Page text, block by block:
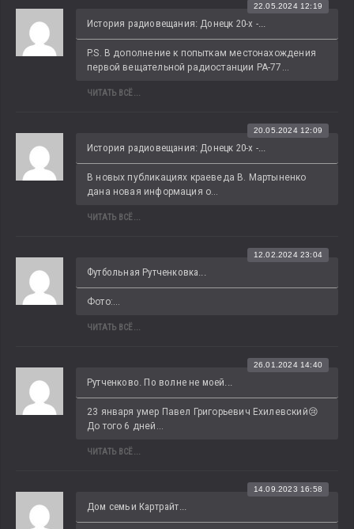
История радиовещания: Донецк 20-х -...
22.05.2024 12:19
P.S. В дополнение к попыткам местонахождения
первой вещательной радиостанции РА-77...
ЧИТАТЬ ВСЁ...
История радиовещания: Донецк 20-х -...
20.05.2024 12:09
В новых публикациях краеведа В. Мартыненко
дана новая информация о...
ЧИТАТЬ ВСЁ...
Футбольная Рутченковка...
12.02.2024 23:04
Фото:...
ЧИТАТЬ ВСЁ...
Рутченково. По волне не моей...
26.01.2024 14:40
23 января умер Павел Григорьевич Ехилевский😢
До того 6 дней...
ЧИТАТЬ ВСЁ...
Дом семьи Картрайт...
14.09.2023 16:58